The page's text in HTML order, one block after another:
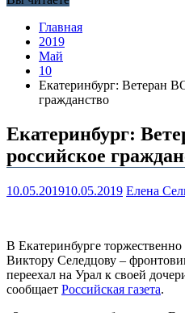
Главная
2019
Май
10
Екатеринбург: Ветеран
гражданство
Екатеринбург:
российское
10.05.201910.05.2019 Елена
В Екатеринбурге
Виктору Селедцову –
переехал на Урал к своей
сообщает Российская газета.